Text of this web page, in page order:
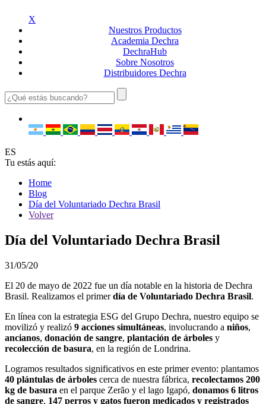
X
Nuestros Productos
Academia Dechra
DechraHub
Sobre Nosotros
Distribuidores Dechra
ES
Tu estás aquí:
Home
Blog
Día del Voluntariado Dechra Brasil
Volver
Día del Voluntariado Dechra Brasil
31/05/20
El 20 de mayo de 2022 fue un día notable en la historia de Dechra
Brasil. Realizamos el primerdía de Voluntariado Dechra Brasil.
En línea con la estrategia ESG del Grupo Dechra, nuestro equipo se
movilizó y realizó 9 acciones simultáneas, involucrando a niños,
ancianos, donación de sangre, plantación de árboles y
recolección de basura, en la región de Londrina.
Logramos resultados significativos en este primer evento: plantamos
40 plántulas de árboles cerca de nuestra fábrica, recolectamos 200
kg de basura en el parque Zerão y el lago Igapó, donamos 6 litros
de sangre, 147 perros y gatos fueron medicados y registrados